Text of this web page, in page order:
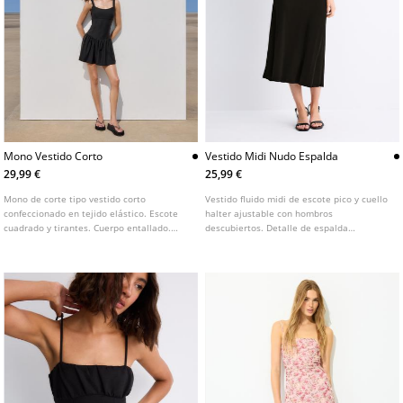
Mono Vestido Corto
29,99 €
Mono de corte tipo vestido corto
confeccionado en tejido elástico. Escote
cuadrado y tirantes. Cuerpo entallado.
Vestido Midi Nudo Espalda
25,99 €
Vestido fluido midi de escote pico y cuello
halter ajustable con hombros
descubiertos. Detalle de espalda